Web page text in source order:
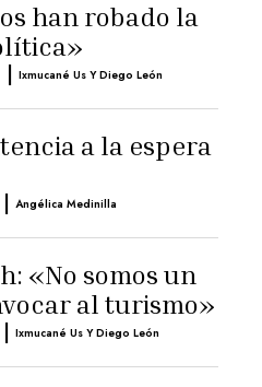
han robado la
| Ixmucané Us Y Diego León
a la espera
| Angélica Medinilla
«No somos un
al turismo»
| Ixmucané Us Y Diego León